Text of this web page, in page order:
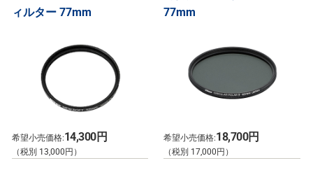
ィルター 77mm
希望小売価格:14,300円
（税別 13,000円）
77mm
希望小売価格:18,700円
（税別 17,000円）